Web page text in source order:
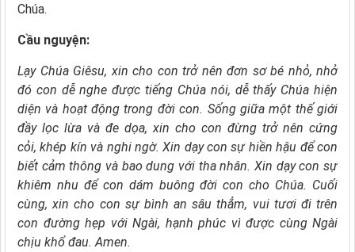
Chúa.
Cầu nguyện:
Lạy Chúa Giêsu, xin cho con trở nên đơn sơ bé nhỏ, nhở
đó con dễ nghe được tiếng Chúa nói, dễ thấy Chúa hiện
diện và hoạt động trong đời con. Sống giữa một thế giới
đầy lọc lừa và đe dọa, xin cho con đừng trở nên cứng
cỏi,khép kín và nghi ngờ.Xin dạy con sự hiền hậu để con
biết cảm thông và bao dung với tha nhân. Xin dạy con sự
khiêm nhu để con dám buông đời con cho Chúa. Cuối
cùng, xin cho con sự bình an sâu thẳm, vui tươi đi trên
con đường hẹp với Ngài, hạnh phúc vì được cùng Ngài
chịu khổ đau. Amen.